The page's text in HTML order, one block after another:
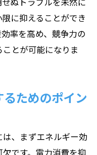
に抑えることができ
率を高め、競争力の
とが可能になりま
ためのポイン
、まずエネルギー効
です。電力消費を抑